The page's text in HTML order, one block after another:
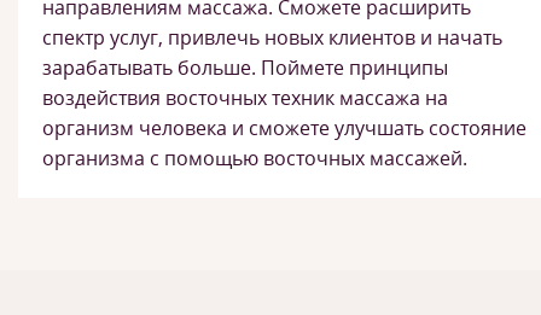
направлениям массажа. Сможете расширить
спектр услуг, привлечь новых клиентов и начать
зарабатывать больше. Поймете принципы
воздействия восточных техник массажа на
организм человека и сможете улучшать состояние
организма с помощью восточных массажей.